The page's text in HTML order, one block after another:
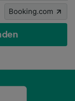
Booking.com